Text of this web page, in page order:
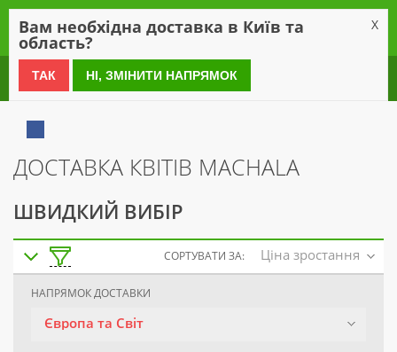
0 800 21 54 55
ДОСТАВКА КВІТІВ MACHALA
ШВИДКИЙ ВИБІР
СОРТУВАТИ ЗА: Ціна зростання
НАПРЯМОК ДОСТАВКИ
Європа та Світ
Вам необхідна доставка в Київ та
область?
X
ТАК НІ, ЗМІНИТИ НАПРЯМОК